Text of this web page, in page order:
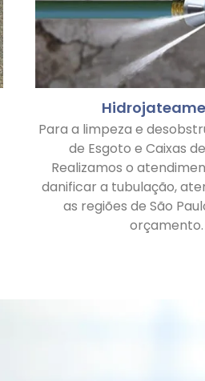
Para a limpeza e
de Esgoto e Caixas
Realizamos o
danificar a tubulação,
as regiões de São
orçamento.